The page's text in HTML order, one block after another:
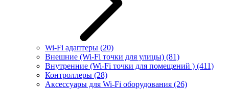
Wi-Fi адаптеры (20)
Внешние (Wi-Fi точки для улицы) (81)
Внутренние (Wi-Fi точки для помещений ) (411)
Контроллеры (28)
Аксессуары для Wi-Fi оборудования (26)